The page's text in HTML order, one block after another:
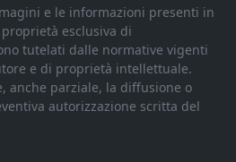
e le informazioni presenti in
esclusiva di
tutelati dalle normative vigenti
e di proprietà intellettuale.
anche parziale, la diffusione o
autorizzazione scritta del